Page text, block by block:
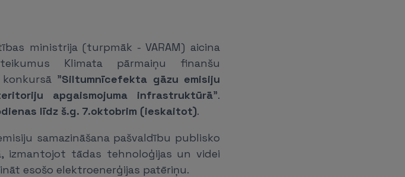
ministrija (turpmāk - VARAM) aicina
Klimata pārmaiņu finanšu
"Siltumnīcefekta gāzu emisiju
apgaismojuma infrastruktūrā".
līdz š.g. 7.oktobrim (ieskaitot).
samazināšana pašvaldību publisko
izmantojot tādas tehnoloģijas un videi
esošo elektroenerģijas patēriņu.